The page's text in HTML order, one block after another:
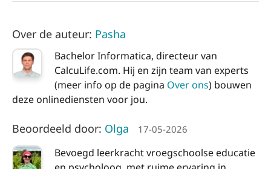
Over de auteur: Pasha
Bachelor Informatica, directeur van
CalcuLife.com. Hij en zijn team van experts
(meer info op de pagina Over ons) bouwen
deze onlinediensten voor jou.
Beoordeeld door: Olga 17-05-2026
Bevoegd leerkracht vroegschoolse educatie